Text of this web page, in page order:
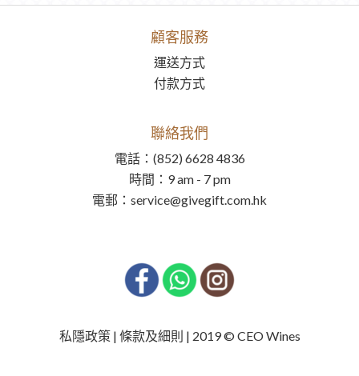
顧客服務
運送方式
付款方式
聯絡我們
電話：(852) 6628 4836
時間：9 am - 7 pm
電郵：service@givegift.com.hk
私隱政策 | 條款及細則 | 2019 © CEO Wines